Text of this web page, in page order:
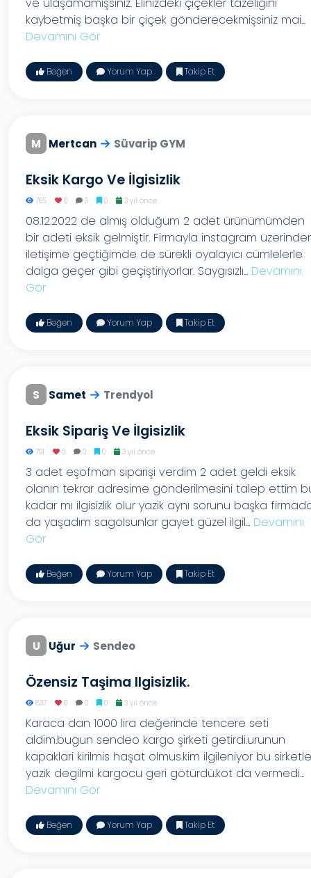
kaybetmiş başka bir çiçek gönderecekmişsiniz mai...
Devamını Gör
Beğen Yorum Yap Takip Et
M Mertcan Süvarip GYM
Eksik Kargo Ve İlgisizlik
765 0 0 0 3 yıl önce
08.12.2022 de almış olduğum 2 adet ürünümümden
bir adeti eksik gelmiştir. Firmayla instagram
iletişime geçtiğimde de sürekli oyalayıcı cümlelerle
dalga geçer gibi geçiştiriyorlar. Saygısızlı... Devamını
Gör
Beğen Yorum Yap Takip Et
S Samet Trendyol
Eksik Sipariş Ve İlgisizlik
791 0 0 0 3 yıl önce
3 adet eşofman siparişi verdim 2 adet geldi eksik
olanın tekrar adresime gönderilmesini talep ettim
kadar mı ilgisizlik olur yazik aynı sorunu başka
da yaşadım sagolsunlar gayet güzel ilgil... Devamını
Gör
Beğen Yorum Yap Takip Et
U Uğur Sendeo
Özensiz Taşima Ilgisizlik.
837 0 0 0 3 yıl önce
Karaca dan 1000 lira değerinde tencere seti
aldim.bugun sendeo kargo şirketi getirdi.urunun
kapaklari kirilmis haşat olmus.kim ilgileniyor bu sirketle
yazik degilmi kargocu geri götürdü.kot da vermedi...
Devamını Gör
Beğen Yorum Yap Takip Et